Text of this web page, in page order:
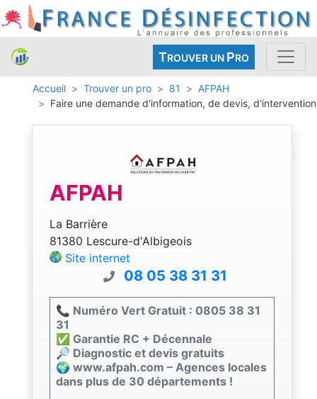
TROUVER UN PRO
Accueil Trouver un pro 81
AFPAH
Faire une demande d'information, de devis, d'intervention
AFPAH
La Barrière
81380 Lescure-d'Albigeois
Site internet
08 05 38 31 31
📞 Numéro Vert Gratuit : 0805 38 31
31
✅ Garantie RC + Décennale
🔎 Diagnostic et devis gratuits
🌍 www.afpah.com – Agences locales
dans plus de 30 départements !